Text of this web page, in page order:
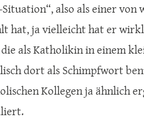
Situation“, also als einer
hat, ja vielleicht hat er
als Katholikin in einem
dort als Schimpfwort
Kollegen ja ähnlich